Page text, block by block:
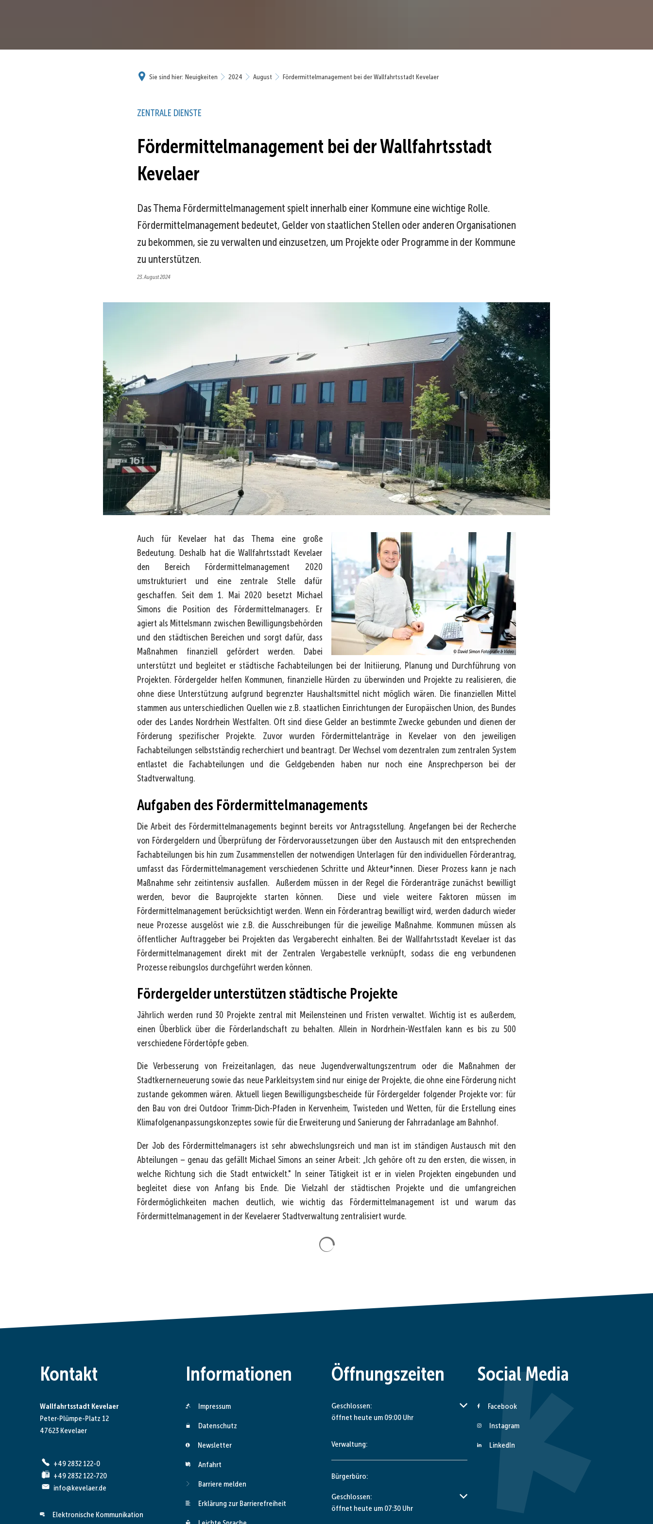
Sie sind hier: Neuigkeiten 2024 August Fördermittelmanagement bei der Wallfahrtsstadt Kevelaer
ZENTRALE DIENSTE
Fördermittelmanagement bei der Wallfahrtsstadt
Kevelaer
Das Thema Fördermittelmanagement spielt innerhalb einer Kommune eine wichtige Rolle.
Fördermittelmanagement bedeutet, Gelder von staatlichen Stellen oder anderen Organisationen
zu bekommen, sie zu verwalten und einzusetzen, um Projekte oder Programme in der Kommune
zu unterstützen.
23. August 2024
© David Simon Fotografie & Video
Auch für Kevelaer hat das Thema eine große
Bedeutung. Deshalb hat die Wallfahrtsstadt Kevelaer
den Bereich Fördermittelmanagement 2020
umstrukturiert und eine zentrale Stelle dafür
geschaffen. Seit dem 1. Mai 2020 besetzt Michael
Simons die Position des Fördermittelmanagers. Er
agiert als Mittelsmann zwischen Bewilligungsbehörden
und den städtischen Bereichen und sorgt dafür, dass
Maßnahmen finanziell gefördert werden. Dabei
unterstützt und begleitet er städtische Fachabteilungen bei der Initiierung, Planung und Durchführung von
Projekten. Fördergelder helfen Kommunen, finanzielle Hürden zu überwinden und Projekte zu realisieren, die
ohne diese Unterstützung aufgrund begrenzter Haushaltsmittel nicht möglich wären. Die finanziellen Mittel
stammen aus unterschiedlichen Quellen wie z.B. staatlichen Einrichtungen der Europäischen Union, des Bundes
oder des Landes Nordrhein Westfalten. Oft sind diese Gelder an bestimmte Zwecke gebunden und dienen der
Förderung spezifischer Projekte. Zuvor wurden Fördermittelanträge in Kevelaer von den jeweiligen
Fachabteilungen selbstständig recherchiert und beantragt. Der Wechsel vom dezentralen zum zentralen System
entlastet die Fachabteilungen und die Geldgebenden haben nur noch eine Ansprechperson bei der
Stadtverwaltung.
Aufgaben des Fördermittelmanagements
Die Arbeit des Fördermittelmanagements beginnt bereits vor Antragsstellung. Angefangen bei der Recherche
von Fördergeldern und Überprüfung der Fördervoraussetzungen über den Austausch mit den entsprechenden
Fachabteilungen bis hin zum Zusammenstellen der notwendigen Unterlagen für den individuellen Förderantrag,
umfasst das Fördermittelmanagement verschiedenen Schritte und Akteur*innen. Dieser Prozess kann je nach
Maßnahme sehr zeitintensiv ausfallen. Außerdem müssen in der Regel die Förderanträge zunächst bewilligt
werden, bevor die Bauprojekte starten können. Diese und viele weitere Faktoren müssen im
Fördermittelmanagement berücksichtigt werden. Wenn ein Förderantrag bewilligt wird, werden dadurch wieder
neue Prozesse ausgelöst wie z.B. die Ausschreibungen für die jeweilige Maßnahme. Kommunen müssen als
öffentlicher Auftraggeber bei Projekten das Vergaberecht einhalten. Bei der Wallfahrtsstadt Kevelaer ist das
Fördermittelmanagement direkt mit der Zentralen Vergabestelle verknüpft, sodass die eng verbundenen
Prozesse reibungslos durchgeführt werden können.
Fördergelder unterstützen städtische Projekte
Jährlich werden rund 30 Projekte zentral mit Meilensteinen und Fristen verwaltet. Wichtig ist es außerdem,
einen Überblick über die Förderlandschaft zu behalten. Allein in Nordrhein-Westfalen kann es bis zu 500
verschiedene Fördertöpfe geben.
Die Verbesserung von Freizeitanlagen, das neue Jugendverwaltungszentrum oder die Maßnahmen der
Stadtkernerneuerung sowie das neue Parkleitsystem sind nur einige der Projekte, die ohne eine Förderung nicht
zustande gekommen wären. Aktuell liegen Bewilligungsbescheide für Fördergelder folgender Projekte vor: für
den Bau von drei Outdoor Trimm-Dich-Pfaden in Kervenheim, Twisteden und Wetten, für die Erstellung eines
Klimafolgenanpassungskonzeptes sowie für die Erweiterung und Sanierung der Fahrradanlage am Bahnhof.
Der Job des Fördermittelmanagers ist sehr abwechslungsreich und man ist im ständigen Austausch mit den
Abteilungen – genau das gefällt Michael Simons an seiner Arbeit: „Ich gehöre oft zu den ersten, die wissen, in
welche Richtung sich die Stadt entwickelt." In seiner Tätigkeit ist er in vielen Projekten eingebunden und
begleitet diese von Anfang bis Ende. Die Vielzahl der städtischen Projekte und die umfangreichen
Fördermöglichkeiten machen deutlich, wie wichtig das Fördermittelmanagement ist und warum das
Fördermittelmanagement in der Kevelaerer Stadtverwaltung zentralisiert wurde.
Kontakt
Wallfahrtsstadt Kevelaer
Peter-Plümpe-Platz 12
47623 Kevelaer
+49 2832 122-0
+49 2832 122-720
info@kevelaer.de
Elektronische Kommunikation
Informationen
Impressum
Datenschutz
Newsletter
Anfahrt
Barriere melden
Erklärung zur Barrierefreiheit
Öffnungszeiten
Klicken, um weitere Öffnungs- oder Schließzeiten auszublenden
Geschlossen:
öffnet heute um 09:00 Uhr
Verwaltung:
Bürgerbüro:
Klicken, um weitere Öffnungs- oder Schließzeiten auszublenden
Geschlossen:
öffnet heute um 07:30 Uhr
Social Media
Facebook
Instagram
LinkedIn